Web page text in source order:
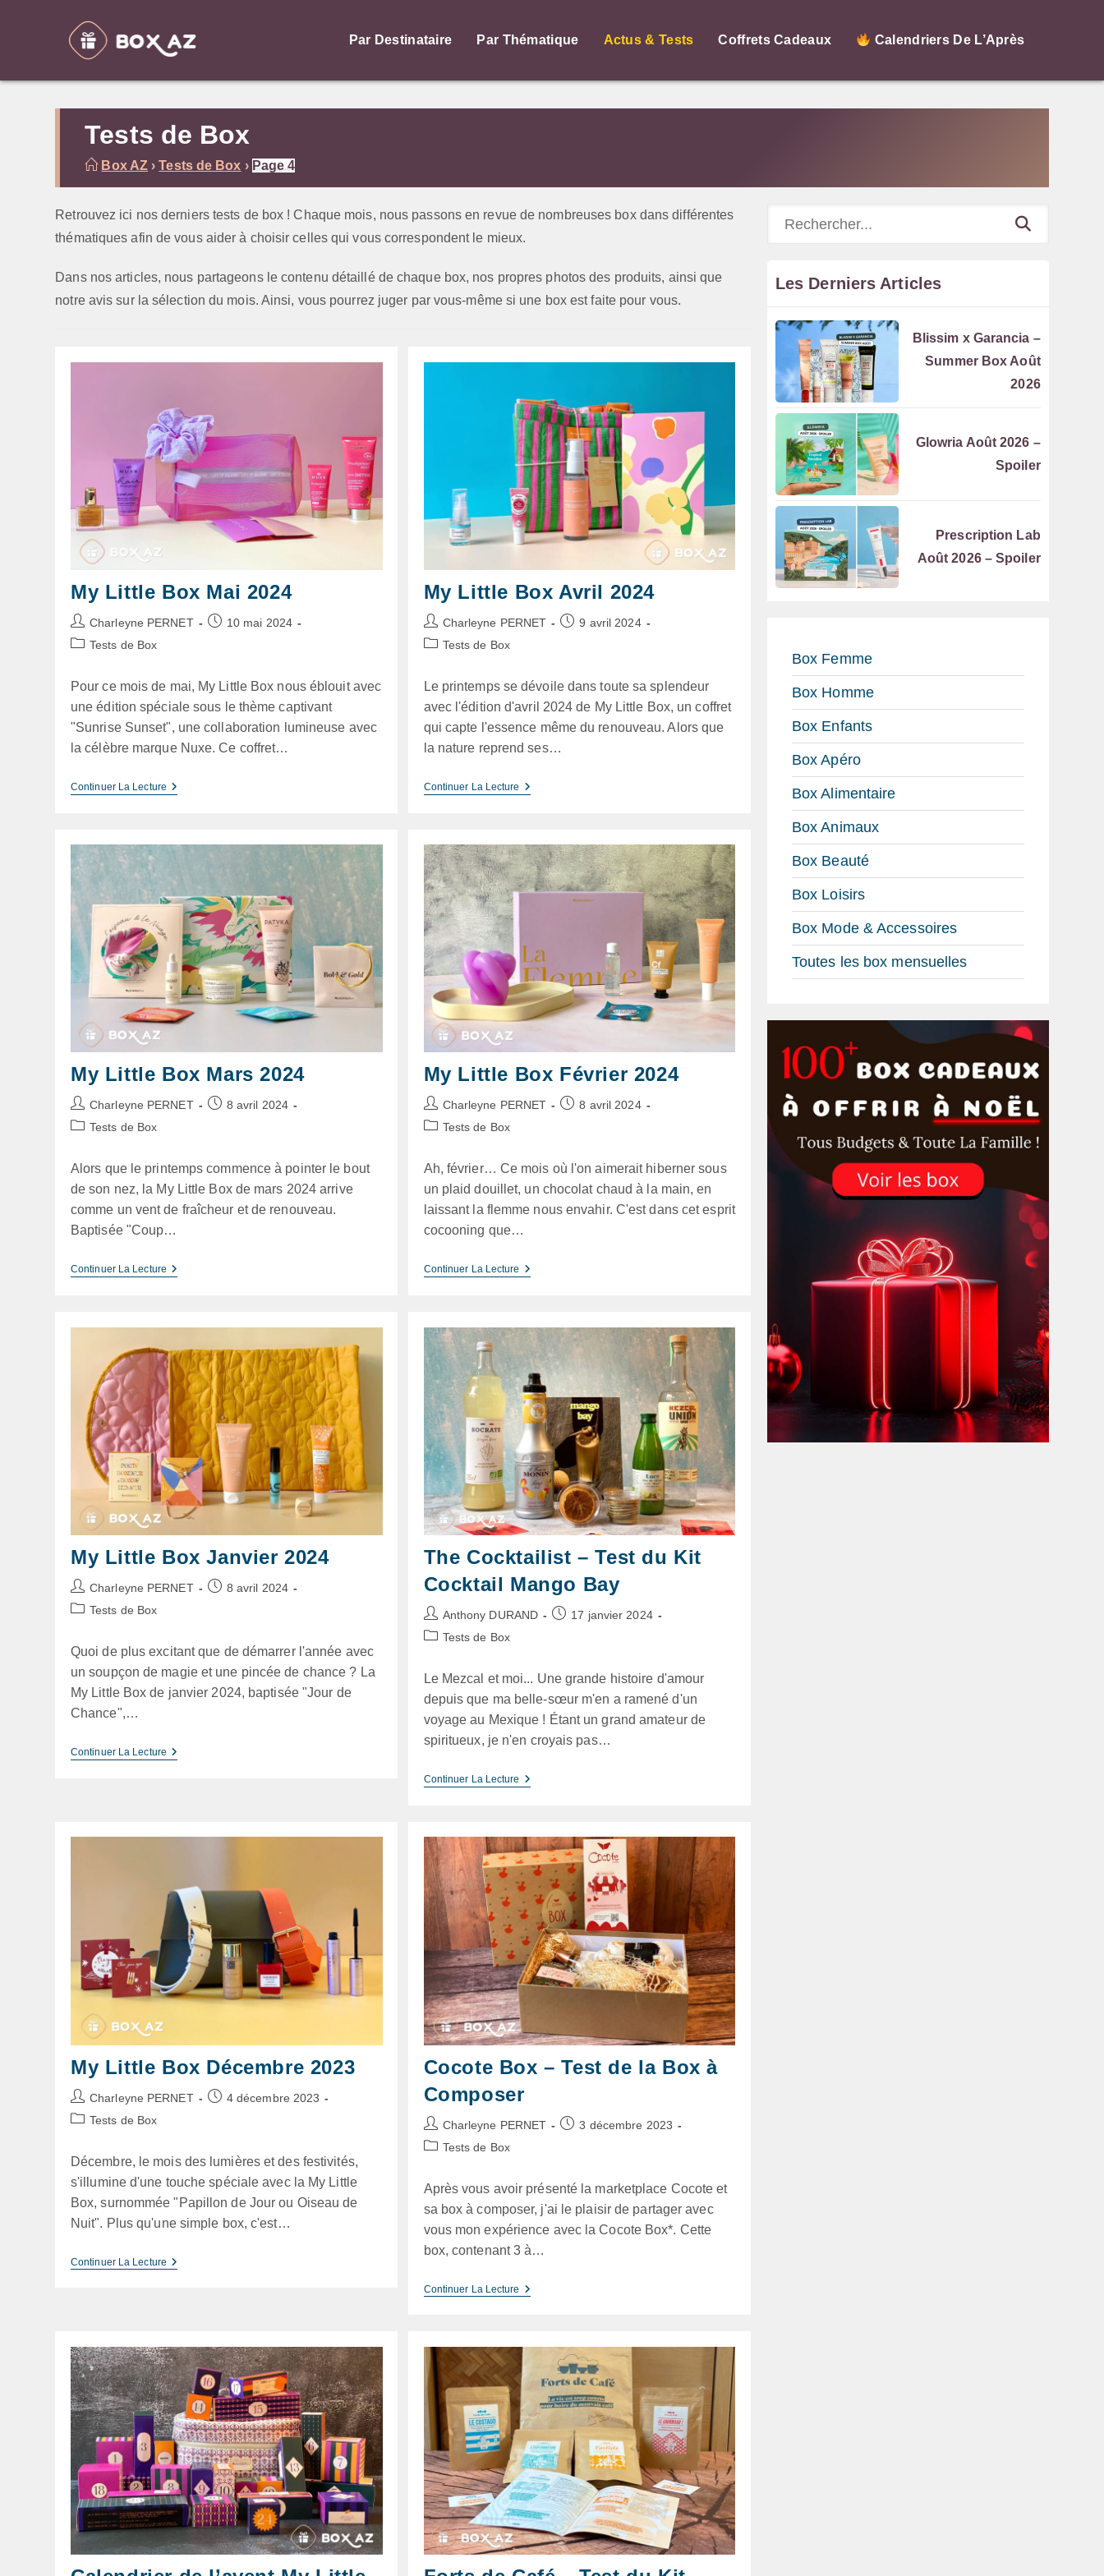
Par Destinataire Par Thématique Actus & Tests Coffrets Cadeaux Calendriers De L’Après
Tests de Box
Box AZ ›Tests de Box › Page 4
Retrouvez ici nos derniers tests de box ! Chaque mois, nous passons en revue de nombreuses box dans différentes
thématiques afin de vous aider à choisir celles qui vous correspondent le mieux.
Dans nos articles, nous partageons le contenu détaillé de chaque box, nos propres photos des produits, ainsi que
notre avis sur la sélection du mois. Ainsi, vous pourrez juger par vous-même si une box est faite pour vous.
My Little Box Mai 2024
Auteur/autrice
de
Charleyne PERNET
Publication
10 mai 2024
PostTests de Box
Pour ce mois de mai, My Little Box nous éblouit avec
une édition spéciale sous le thème captivant
"Sunrise Sunset", une collaboration lumineuse avec
la célèbre marque Nuxe. Ce coffret…
Continuer La LectureMy
My Little Box Avril 2024
Auteur/autrice
de
Charleyne PERNET
Publication
9 avril 2024
PostTests de Box
Le printemps se dévoile dans toute sa splendeur
avec l'édition d'avril 2024 de My Little Box, un coffret
qui capte l'essence même du renouveau. Alors que
la nature reprend ses…
Continuer La Lecture My
My Little Box Mars 2024
Auteur/autrice
de
Charleyne PERNET
Publication
8 avril 2024
PostTests de Box
Alors que le printemps commence à pointer le bout
de son nez, la My Little Box de mars 2024 arrive
comme un vent de fraîcheur et de renouveau.
Baptisée "Coup…
Continuer La LectureMy
My Little Box Février 2024
Auteur/autrice
de
Charleyne PERNET
Publication
8 avril 2024
PostTests de Box
Ah, février… Ce mois où l'on aimerait hiberner sous
un plaid douillet, un chocolat chaud à la main, en
laissant la flemme nous envahir. C'est dans cet esprit
cocooning que…
Continuer La Lecture My
My Little Box Janvier 2024
Auteur/autrice
de
Charleyne PERNET
Publication
8 avril 2024
PostTests de Box
Quoi de plus excitant que de démarrer l'année avec
un soupçon de magie et une pincée de chance ? La
My Little Box de janvier 2024, baptisée "Jour de
Chance",…
Continuer La LectureMy
The Cocktailist – Test du Kit
Cocktail Mango Bay
Auteur/autrice
de
Anthony DURAND
Publication
17 janvier 2024
PostTests de Box
Le Mezcal et moi... Une grande histoire d'amour
depuis que ma belle-sœur m'en a ramené d'un
voyage au Mexique ! Étant un grand amateur de
spiritueux, je n'en croyais pas…
Continuer La Lecture The
Kit
Cocktail
Mango
Bay
My Little Box Décembre 2023
Auteur/autrice
de
Charleyne PERNET
Publication
4 décembre 2023
PostTests de Box
Décembre, le mois des lumières et des festivités,
s'illumine d'une touche spéciale avec la My Little
Box, surnommée "Papillon de Jour ou Oiseau de
Nuit". Plus qu'une simple box, c'est…
Continuer La LectureMy
Cocote Box – Test de la Box à
Composer
Auteur/autrice
de
Charleyne PERNET
Publication
3 décembre 2023
PostTests de Box
Après vous avoir présenté la marketplace Cocote et
sa box à composer, j'ai le plaisir de partager avec
vous mon expérience avec la Cocote Box*. Cette
box, contenant 3 à…
Continuer La Lecture Cocote
La
Box
À
Composer
Les Derniers Articles
Blissim x Garancia –
Summer Box Août
2026
Glowria Août 2026 –
Spoiler
Prescription Lab
Août 2026 – Spoiler
Box Femme
Box Homme
Box Enfants
Box Apéro
Box Alimentaire
Box Animaux
Box Beauté
Box Loisirs
Box Mode & Accessoires
Toutes les box mensuelles